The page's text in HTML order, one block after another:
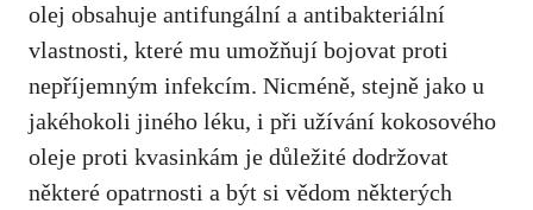
olej obsahuje antifungální a ‍antibakteriální
‍vlastnosti, které mu⁤ umožňují bojovat proti
nepříjemným ‌infekcím. Nicméně, stejně jako u
jakéhokoli jiného léku, ⁣i při užívání kokosového
oleje proti⁢ kvasinkám je důležité dodržovat
některé opatrnosti‍ a být si vědom některých